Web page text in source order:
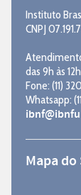
Instituto
CNPJ
das 9h às
Fone: (11)
Whatsapp:
Mapa do